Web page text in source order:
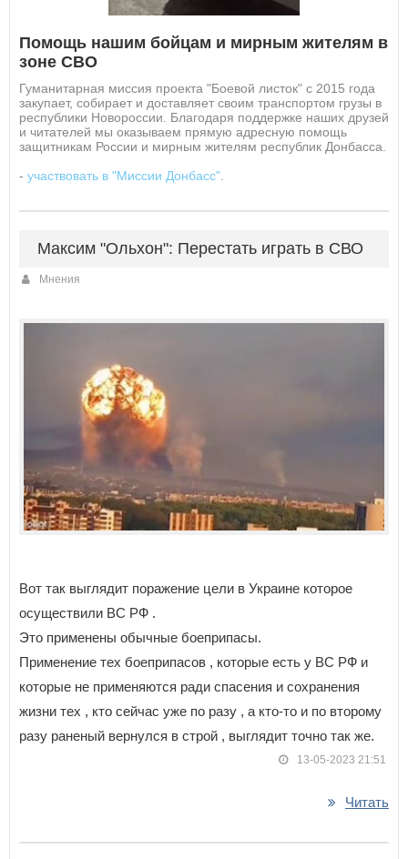
Помощь нашим бойцам и мирным жителям в
зоне СВО
Гуманитарная миссия проекта "Боевой листок" с 2015 года
закупает, собирает и доставляет своим транспортом грузы в
республики Новороссии. Благодаря поддержке наших друзей
и читателей мы оказываем прямую адресную помощь
защитникам России и мирным жителям республик Донбасса.
- участвовать в "Миссии Донбасс"
Максим "Ольхон": Перестать играть в СВО
Мнения
Вот так выглядит поражение цели в Украине которое
осуществили ВС РФ .
Это применены обычные боеприпасы.
Применение тех боеприпасов , которые есть у ВС РФ и
которые не применяются ради спасения и сохранения
жизни тех , кто сейчас уже по разу , а кто-то и по второму
разу раненый вернулся в строй , выглядит точно так же.
13-05-2023 21:51
Читать